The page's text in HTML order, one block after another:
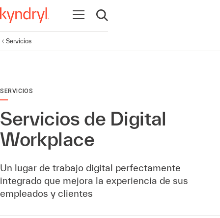
Abrir navegación
Abrir búsqueda
Servicios
SERVICIOS
Servicios de Digital
Workplace
Un lugar de trabajo digital perfectamente
integrado que mejora la experiencia de sus
empleados y clientes